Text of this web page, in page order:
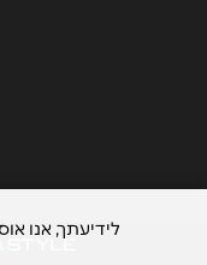
לידיעתך, אנו